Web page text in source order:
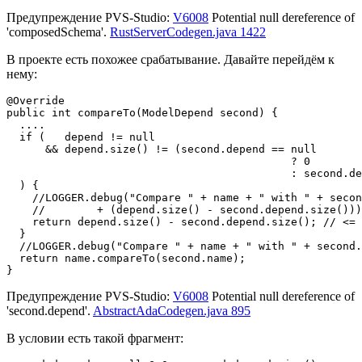
Предупреждение PVS-Studio: V6008 Potential null dereference of
'composedSchema'. RustServerCodegen.java 1422
В проекте есть похожее срабатывание. Давайте перейдём к
нему:
@Override
public int compareTo(ModelDepend second) {
  ....
  if (   depend != null
      && depend.size() != (second.depend == null
                                            ? 0
:
  ) {
//LOGGER.debug("Compare " + name + " with " +
//        + (depend.size() -
    return depend.size() - second.depend.size(); // <=
  }
//LOGGER.debug("Compare " + name + " with " +
  return name.compareTo(second.name);
}
Предупреждение PVS-Studio: V6008 Potential null dereference of
'second.depend'. AbstractAdaCodegen.java 895
В условии есть такой фрагмент: